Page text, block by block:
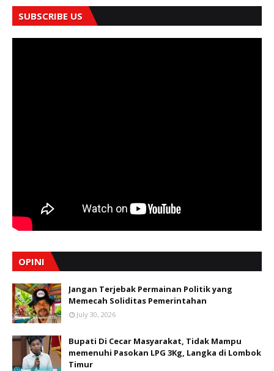
SUBSCRIBE US
OPINI
Jangan Terjebak Permainan Politik yang
Memecah Soliditas Pemerintahan
July 30, 2026
Bupati Di Cecar Masyarakat, Tidak Mampu
memenuhi Pasokan LPG 3Kg, Langka di Lombok
Timur